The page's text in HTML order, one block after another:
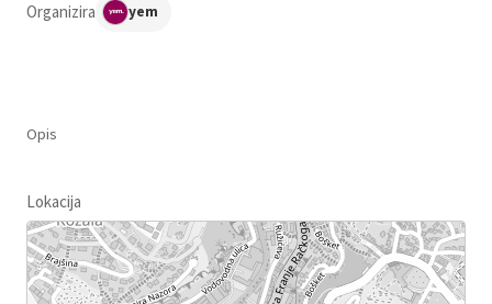
Organizira yem
Opis
Lokacija